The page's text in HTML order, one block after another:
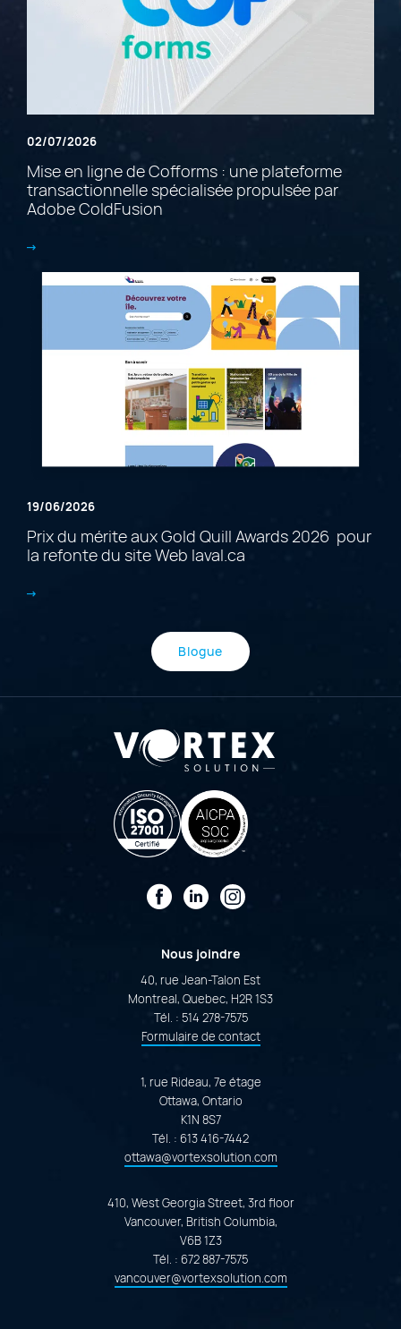
02/07/2026
Mise en ligne de Cofforms : une plateforme
transactionnelle spécialisée propulsée par
Adobe ColdFusion
19/06/2026
Prix du mérite aux Gold Quill Awards 2026 pour
la refonte du site Web laval.ca
Blogue
FacebookLinkedIn
Instagram
Nous joindre
40, rue Jean-Talon Est
Montreal, Quebec, H2R 1S3
Tél. : 514 278-7575
Formulaire de contact
1, rue Rideau, 7e étage
Ottawa, Ontario
K1N 8S7
Tél. : 613 416-7442
ottawa@vortexsolution.com
410, West Georgia Street, 3rd floor
Vancouver, British Columbia,
V6B 1Z3
Tél. : 672 887-7575
vancouver@vortexsolution.com